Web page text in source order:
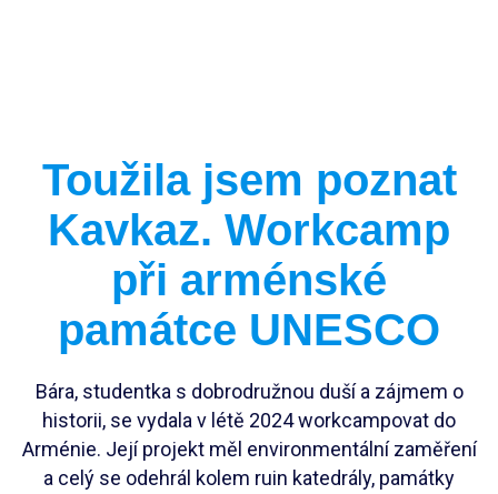
Dlouhodobé projekty
Školení
Členství pro INEXáky
FAQ workcampy v zahraničí
FAQ vedoucí workcampů
Jako jednodlivec
Jako zaměstnanec*kyně
Jako firma
Toužila jsem poznat
Kavkaz. Workcamp
při arménské
památce UNESCO
Bára, studentka s dobrodružnou duší a zájmem o
historii, se vydala v létě 2024 workcampovat do
Arménie. Její projekt měl environmentální zaměření
a celý se odehrál kolem ruin katedrály, památky